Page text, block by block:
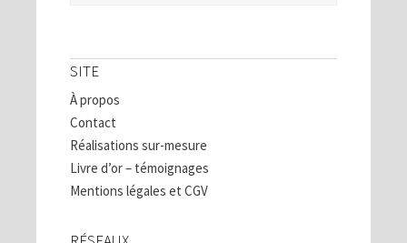
SITE
À propos
Contact
Réalisations sur-mesure
Livre d’or – témoignages
Mentions légales et CGV